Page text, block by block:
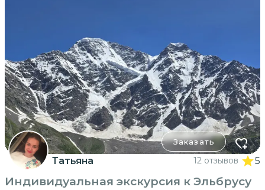
Заказать
Татьяна 12 отзывов 5
Индивидуальная экскурсия к Эльбрусу